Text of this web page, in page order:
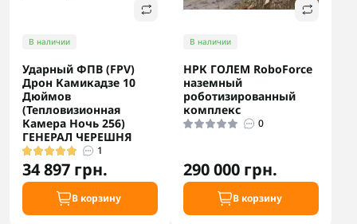
В наличии
Ударный ФПВ (FPV)
Дрон Камикадзе 10
Дюймов
(Тепловизионная
Камера Ночь 256)
ГЕНЕРАЛ ЧЕРЕШНЯ
1
34 897 грн.
В корзину
В наличии
НРК ГОЛЕМ RoboForce
наземный
роботизированный
комплекс
0
290 000 грн.
В корзину